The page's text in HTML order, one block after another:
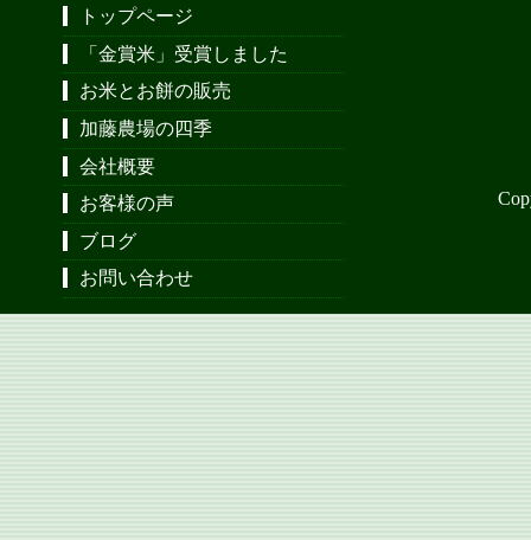
トップページ
「金賞米」受賞しました
お米とお餅の販売
加藤農場の四季
会社概要
お客様の声
ブログ
お問い合わせ